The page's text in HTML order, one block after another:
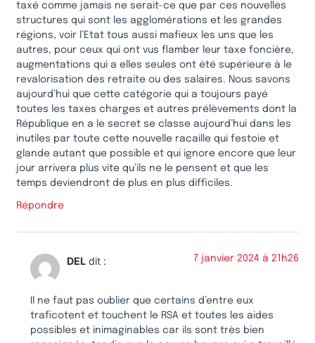
taxé comme jamais ne serait-ce que par ces nouvelles
structures qui sont les agglomérations et les grandes
régions, voir l’Etat tous aussi mafieux les uns que les
autres, pour ceux qui ont vus flamber leur taxe foncière,
augmentations qui a elles seules ont été supérieure à le
revalorisation des retraite ou des salaires. Nous savons
aujourd’hui que cette catégorie qui a toujours payé
toutes les taxes charges et autres prélèvements dont la
République en a le secret se classe aujourd’hui dans les
inutiles par toute cette nouvelle racaille qui festoie et
glande autant que possible et qui ignore encore que leur
jour arrivera plus vite qu’ils ne le pensent et que les
temps deviendront de plus en plus difficiles.
Répondre
DEL dit : 7 janvier 2024 à 21h26
Il ne faut pas oublier que certains d’entre eux
traficotent et touchent le RSA et toutes les aides
possibles et inimaginables car ils sont très bien